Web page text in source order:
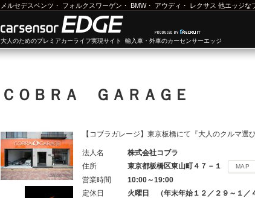
メルセデスベンツ ・ フォルクスワーゲン ・ BMW・ アウディ ・ レクサス 他エッジな
大人のためのプレミアカーライフ実現サイト 輸入車・外車のカーセンサーエッジ
ＣＯＢＲＡ ＧＡＲＡＧＥ
【コブラガレージ】東京板橋にて『大人のクルマ選
法人名
株式会社コブラ
住所
東京都板橋区東山町４７－１ MAP
営業時間
10:00～19:00
定休日
火曜日 （年末年始１２／２９～１／